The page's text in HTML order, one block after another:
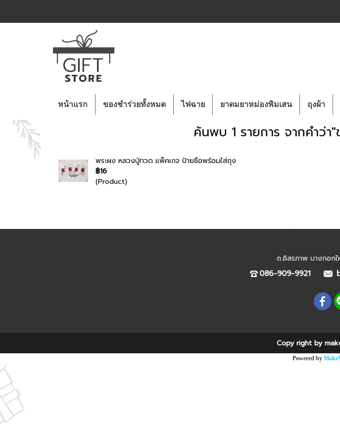
หน้าแรก ของชำร่วยทั้งหมด ไฟฉาย ยาดมยาหม่องพิมเสน ถุงผ้า
ค้นพบ 1 รายการ จากคำว่
พระผง หลวงปู่ทวด แพ็คเกจ ป้ายชือพร้อมใส่ถุง
฿16
(Product)
ถ.อิสรภาพ บางกอก
086-909-9921
Copy right by
Powered by